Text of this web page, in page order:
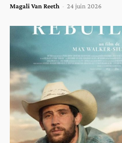
Magali Van Reeth - 24 juin 2026